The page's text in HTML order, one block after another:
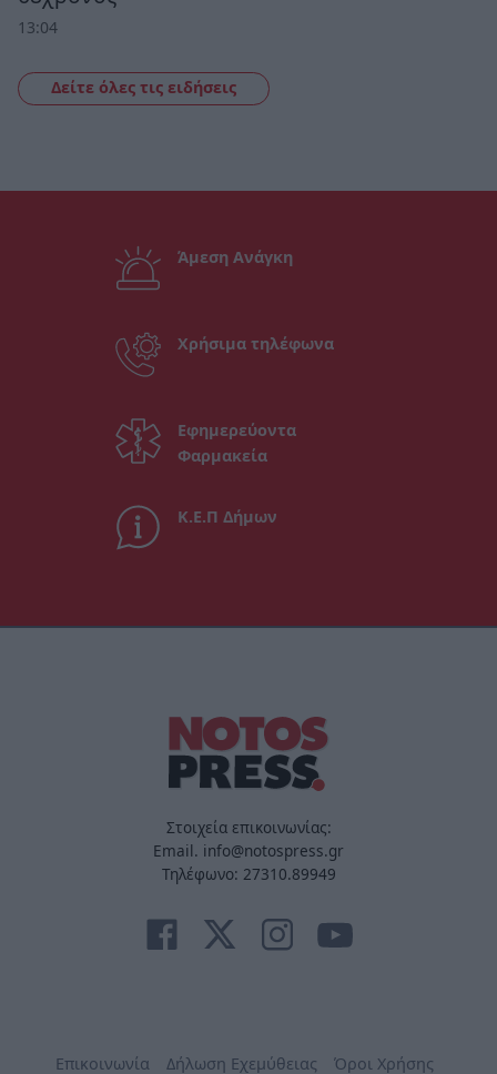
13:04
Δείτε όλες τις ειδήσεις
Άμεση Ανάγκη
Χρήσιμα τηλέφωνα
Εφημερεύοντα
Φαρμακεία
Κ.Ε.Π Δήμων
Στοιχεία επικοινωνίας:
Email. info@notospress.gr
Τηλέφωνο: 27310.89949
Επικοινωνία Δήλωση Εχεμύθειας Όροι Χρήσης